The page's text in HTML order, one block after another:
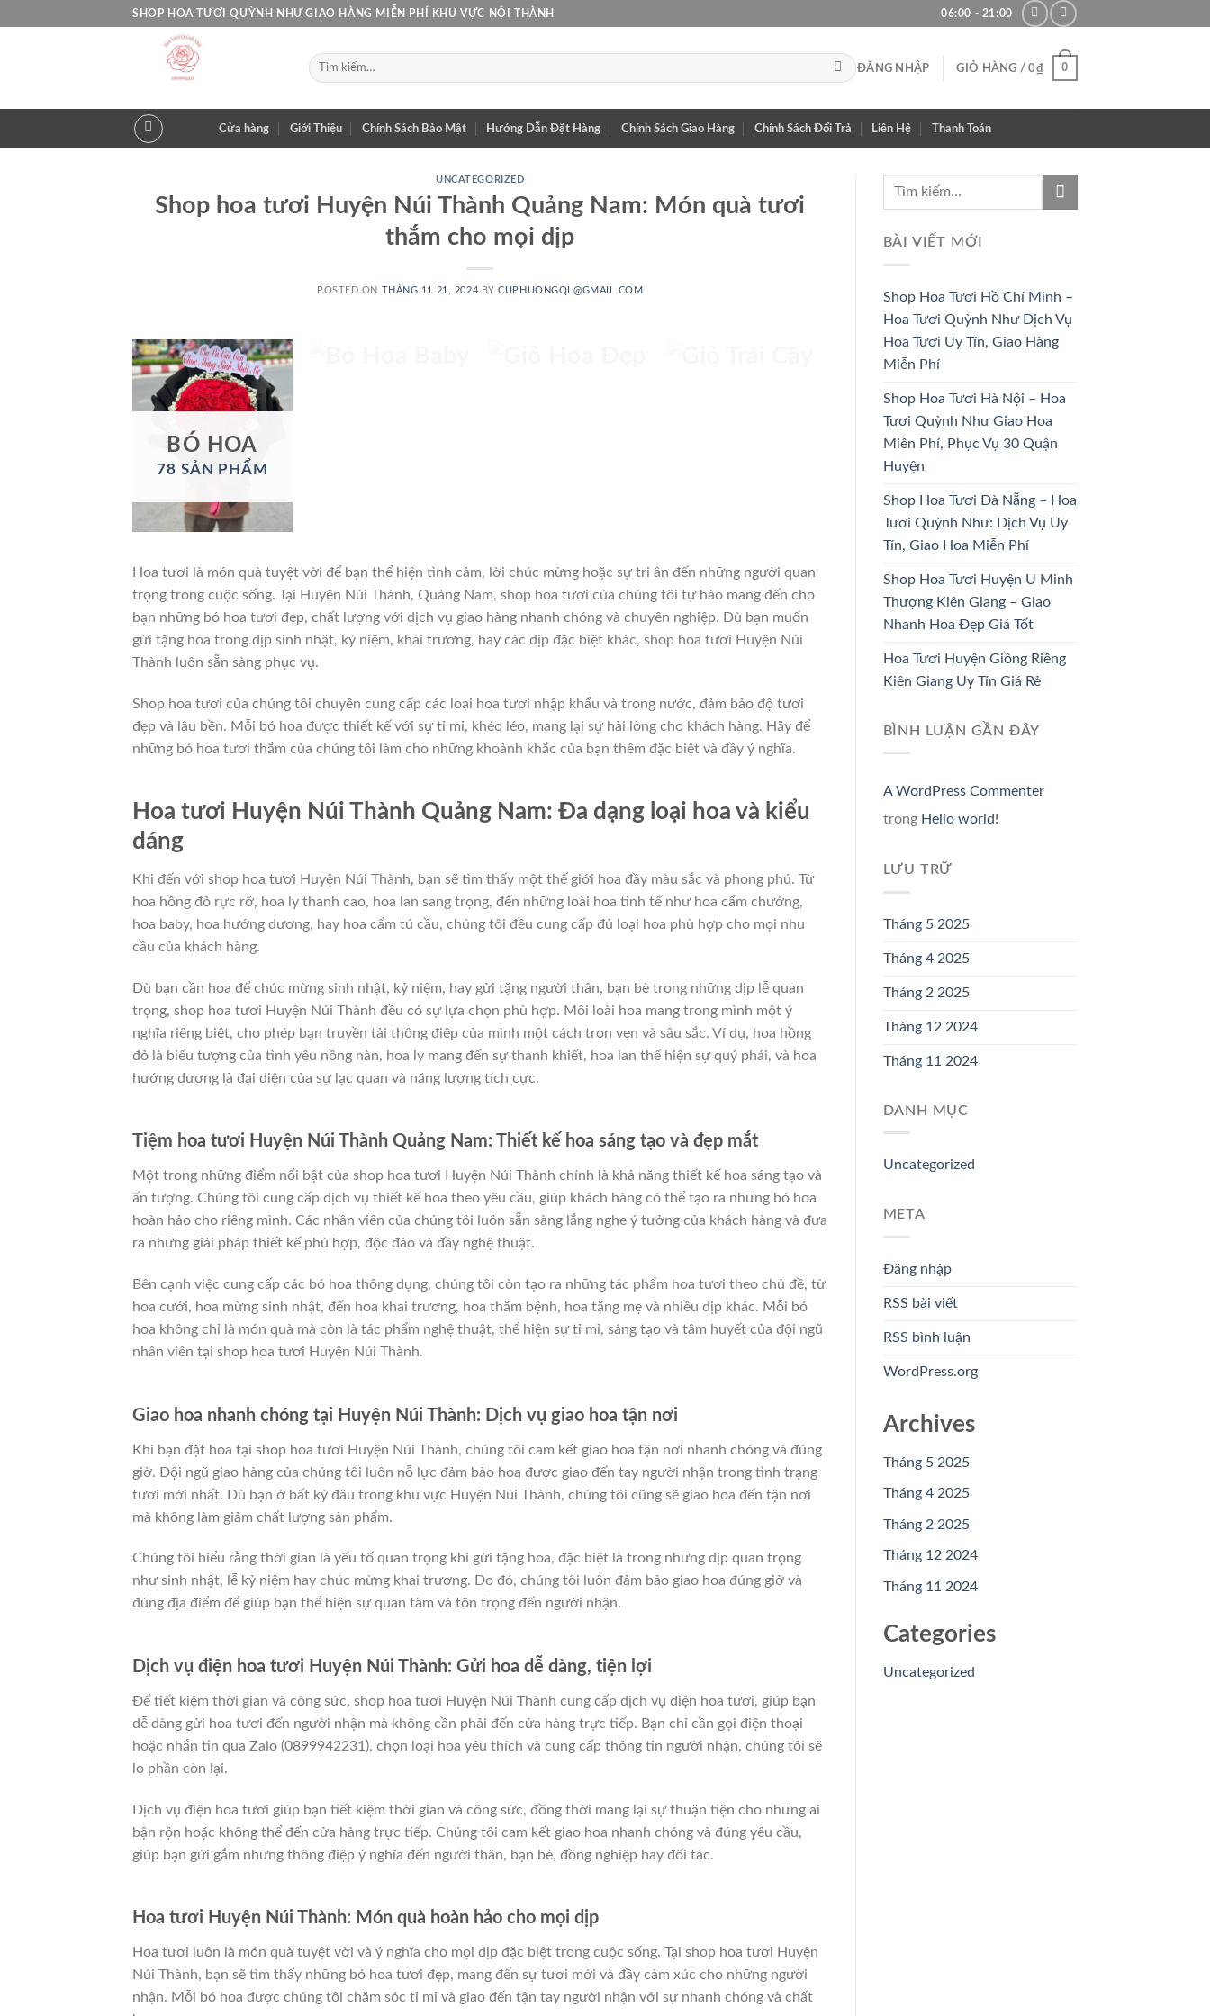
SHOP HOA TƯƠI QUỲNH NHƯ GIAO HÀNG MIỄN PHÍ KHU VỰC NỘI THÀNH 06:00 - 21:00
Tìm
kiếm:
ĐĂNG NHẬP GIỎ HÀNG /0₫ 0
Cửa hàng Giới Thiệu Chính Sách Bảo Mật Hướng Dẫn Đặt Hàng Chính Sách Giao Hàng Chính Sách Đổi Trả Liên Hệ Thanh Toán
UNCATEGORIZED
Shop hoa tươi Huyện Núi Thành Quảng Nam: Món quà tươi
thắm cho mọi dịp
POSTED ON THÁNG 11 21, 2024 BYCUPHUONGQL@GMAIL.COM
BÓ HOA
78 SẢN PHẨM
BÓ HOA
GIỎ HOA
HOA CÔ
DÂU
33 SẢN PHẨM
HOA KHAI
67 SẢN PHẨM
Hoa tươi là món quà tuyệt vời để bạn thể hiện tình cảm, lời chúc mừng hoặc sự tri ân đến những người quan
trọng trong cuộc sống. Tại Huyện Núi Thành, Quảng Nam, shop hoa tươi của chúng tôi tự hào mang đến cho
bạn những bó hoa tươi đẹp, chất lượng với dịch vụ giao hàng nhanh chóng và chuyên nghiệp. Dù bạn muốn
gửi tặng hoa trong dịp sinh nhật, kỷ niệm, khai trương, hay các dịp đặc biệt khác, shop hoa tươi Huyện Núi
Thành luôn sẵn sàng phục vụ.
Shop hoa tươi của chúng tôi chuyên cung cấp các loại hoa tươi nhập khẩu và trong nước, đảm bảo độ tươi
đẹp và lâu bền. Mỗi bó hoa được thiết kế với sự tỉ mỉ, khéo léo, mang lại sự hài lòng cho khách hàng. Hãy để
những bó hoa tươi thắm của chúng tôi làm cho những khoảnh khắc của bạn thêm đặc biệt và đầy ý nghĩa.
Hoa tươi Huyện Núi Thành Quảng Nam: Đa dạng loại hoa và kiểu
dáng
Khi đến với shop hoa tươi Huyện Núi Thành, bạn sẽ tìm thấy một thế giới hoa đầy màu sắc và phong phú. Từ
hoa hồng đỏ rực rỡ, hoa ly thanh cao, hoa lan sang trọng, đến những loài hoa tinh tế như hoa cẩm chướng,
hoa baby, hoa hướng dương, hay hoa cẩm tú cầu, chúng tôi đều cung cấp đủ loại hoa phù hợp cho mọi nhu
cầu của khách hàng.
Dù bạn cần hoa để chúc mừng sinh nhật, kỷ niệm, hay gửi tặng người thân, bạn bè trong những dịp lễ quan
trọng, shop hoa tươi Huyện Núi Thành đều có sự lựa chọn phù hợp. Mỗi loài hoa mang trong mình một ý
nghĩa riêng biệt, cho phép bạn truyền tải thông điệp của mình một cách trọn vẹn và sâu sắc. Ví dụ, hoa hồng
đỏ là biểu tượng của tình yêu nồng nàn, hoa ly mang đến sự thanh khiết, hoa lan thể hiện sự quý phái, và hoa
hướng dương là đại diện của sự lạc quan và năng lượng tích cực.
Tiệm hoa tươi Huyện Núi Thành Quảng Nam: Thiết kế hoa sáng tạo và đẹp mắt
Một trong những điểm nổi bật của shop hoa tươi Huyện Núi Thành chính là khả năng thiết kế hoa sáng tạo và
ấn tượng. Chúng tôi cung cấp dịch vụ thiết kế hoa theo yêu cầu, giúp khách hàng có thể tạo ra những bó hoa
hoàn hảo cho riêng mình. Các nhân viên của chúng tôi luôn sẵn sàng lắng nghe ý tưởng của khách hàng và đưa
ra những giải pháp thiết kế phù hợp, độc đáo và đầy nghệ thuật.
Bên cạnh việc cung cấp các bó hoa thông dụng, chúng tôi còn tạo ra những tác phẩm hoa tươi theo chủ đề, từ
hoa cưới, hoa mừng sinh nhật, đến hoa khai trương, hoa thăm bệnh, hoa tặng mẹ và nhiều dịp khác. Mỗi bó
hoa không chỉ là món quà mà còn là tác phẩm nghệ thuật, thể hiện sự tỉ mỉ, sáng tạo và tâm huyết của đội ngũ
nhân viên tại shop hoa tươi Huyện Núi Thành.
Giao hoa nhanh chóng tại Huyện Núi Thành: Dịch vụ giao hoa tận nơi
Khi bạn đặt hoa tại shop hoa tươi Huyện Núi Thành, chúng tôi cam kết giao hoa tận nơi nhanh chóng và đúng
giờ. Đội ngũ giao hàng của chúng tôi luôn nỗ lực đảm bảo hoa được giao đến tay người nhận trong tình trạng
tươi mới nhất. Dù bạn ở bất kỳ đâu trong khu vực Huyện Núi Thành, chúng tôi cũng sẽ giao hoa đến tận nơi
mà không làm giảm chất lượng sản phẩm.
Chúng tôi hiểu rằng thời gian là yếu tố quan trọng khi gửi tặng hoa, đặc biệt là trong những dịp quan trọng
như sinh nhật, lễ kỷ niệm hay chúc mừng khai trương. Do đó, chúng tôi luôn đảm bảo giao hoa đúng giờ và
đúng địa điểm để giúp bạn thể hiện sự quan tâm và tôn trọng đến người nhận.
Dịch vụ điện hoa tươi Huyện Núi Thành: Gửi hoa dễ dàng, tiện lợi
Để tiết kiệm thời gian và công sức, shop hoa tươi Huyện Núi Thành cung cấp dịch vụ điện hoa tươi, giúp bạn
dễ dàng gửi hoa tươi đến người nhận mà không cần phải đến cửa hàng trực tiếp. Bạn chỉ cần gọi điện thoại
hoặc nhắn tin qua Zalo (0899942231), chọn loại hoa yêu thích và cung cấp thông tin người nhận, chúng tôi sẽ
lo phần còn lại.
Dịch vụ điện hoa tươi giúp bạn tiết kiệm thời gian và công sức, đồng thời mang lại sự thuận tiện cho những ai
bận rộn hoặc không thể đến cửa hàng trực tiếp. Chúng tôi cam kết giao hoa nhanh chóng và đúng yêu cầu,
giúp bạn gửi gắm những thông điệp ý nghĩa đến người thân, bạn bè, đồng nghiệp hay đối tác.
Hoa tươi Huyện Núi Thành: Món quà hoàn hảo cho mọi dịp
Hoa tươi luôn là món quà tuyệt vời và ý nghĩa cho mọi dịp đặc biệt trong cuộc sống. Tại shop hoa tươi Huyện
Núi Thành, bạn sẽ tìm thấy những bó hoa tươi đẹp, mang đến sự tươi mới và đầy cảm xúc cho những người
nhận. Mỗi bó hoa được chúng tôi chăm sóc tỉ mỉ và giao đến tận tay người nhận với sự nhanh chóng và chất
BÀI VIẾT MỚI
Shop Hoa Tươi Hồ Chí Minh –
Hoa Tươi Quỳnh Như Dịch Vụ
Hoa Tươi Uy Tín, Giao Hàng
Miễn Phí
Shop Hoa Tươi Hà Nội – Hoa
Tươi Quỳnh Như Giao Hoa
Miễn Phí, Phục Vụ 30 Quận
Huyện
Shop Hoa Tươi Đà Nẵng – Hoa
Tươi Quỳnh Như: Dịch Vụ Uy
Tín, Giao Hoa Miễn Phí
Shop Hoa Tươi Huyện U Minh
Thượng Kiên Giang – Giao
Nhanh Hoa Đẹp Giá Tốt
Hoa Tươi Huyện Giồng Riềng
Kiên Giang Uy Tín Giá Rẻ
BÌNH LUẬN GẦN ĐÂY
A WordPress Commenter
trong Hello world!
LƯU TRỮ
Tháng 5 2025
Tháng 4 2025
Tháng 2 2025
Tháng 12 2024
Tháng 11 2024
DANH MỤC
Uncategorized
META
Đăng nhập
RSS bài viết
RSS bình luận
WordPress.org
Archives
Tháng 5 2025
Tháng 4 2025
Tháng 2 2025
Tháng 12 2024
Tháng 11 2024
Categories
Uncategorized